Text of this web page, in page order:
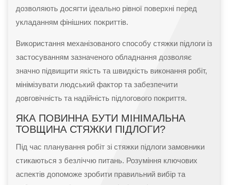
дозволяють досягти ідеально рівної поверхні перед
укладанням фінішних покриттів.
Використання механізованого способу стяжки підлоги із
застосуванням зазначеного обладнання дозволяє
значно підвищити якість та швидкість виконання робіт,
мінімізувати людський фактор та забезпечити
довговічність та надійність підлогового покриття.
ЯКА ПОВИННА БУТИ МІНІМАЛЬНА
ТОВЩИНА СТЯЖКИ ПІДЛОГИ?
Під час планування робіт зі стяжки підлоги замовники
стикаються з безліччю питань. Розуміння ключових
аспектів допоможе зробити правильний вибір та